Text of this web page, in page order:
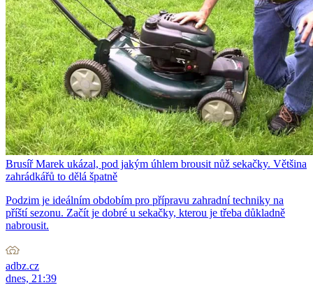
Brusíř Marek ukázal, pod jakým úhlem brousit nůž sekačky. Většina
zahrádkářů to dělá špatně
Podzim je ideálním obdobím pro přípravu zahradní techniky na
příští sezonu. Začít je dobré u sekačky, kterou je třeba důkladně
nabrousit.
adbz.cz
dnes, 21:39